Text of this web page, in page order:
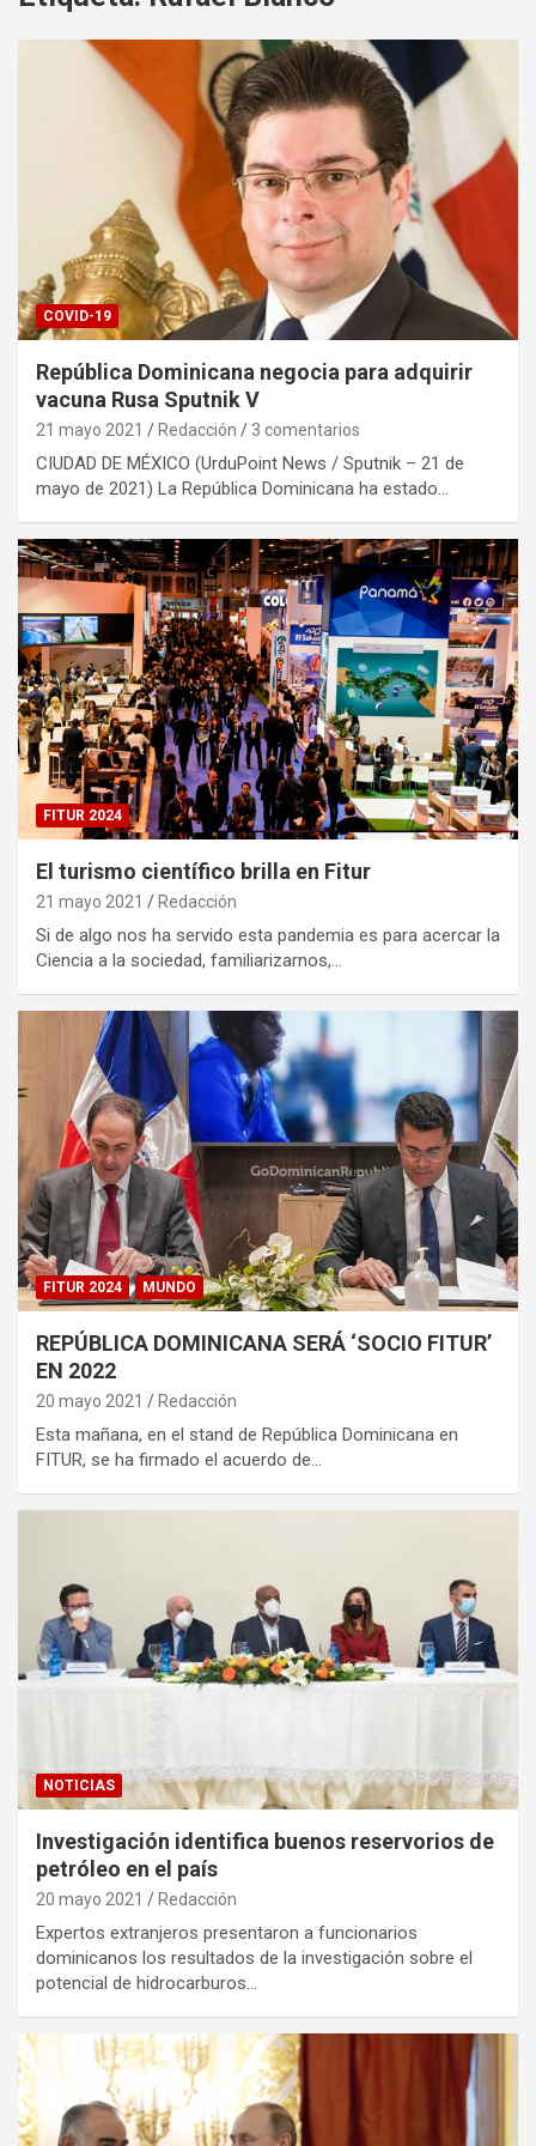
COVID-19
República Dominicana negocia para adquirir
vacuna Rusa Sputnik V
21 mayo 2021 Redacción 3 comentarios
CIUDAD DE MÉXICO (UrduPoint News / Sputnik – 21 de
mayo de 2021) La República Dominicana ha estado…
FITUR 2024
El turismo científico brilla en Fitur
21 mayo 2021 Redacción
Si de algo nos ha servido esta pandemia es para acercar la
Ciencia a la sociedad, familiarizarnos,…
FITUR 2024 MUNDO
REPÚBLICA DOMINICANA SERÁ ‘SOCIO FITUR’
EN 2022
20 mayo 2021 Redacción
Esta mañana, en el stand de República Dominicana en
FITUR, se ha firmado el acuerdo de…
NOTICIAS
Investigación identifica buenos reservorios de
petróleo en el país
20 mayo 2021 Redacción
Expertos extranjeros presentaron a funcionarios
dominicanos los resultados de la investigación sobre el
potencial de hidrocarburos…